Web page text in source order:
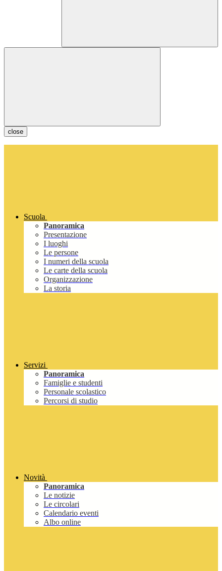
close
Scuola
Panoramica
Presentazione
I luoghi
Le persone
I numeri della scuola
Le carte della scuola
Organizzazione
La storia
Servizi
Panoramica
Famiglie e studenti
Personale scolastico
Percorsi di studio
Novità
Panoramica
Le notizie
Le circolari
Calendario eventi
Albo online